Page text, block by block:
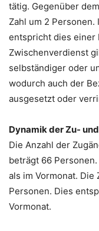
tätig. Gegenüber
Zahl um 2
entspricht dies einer
Zwischenverdienst
selbständiger oder
wodurch auch der
ausgesetzt oder
Dynamik der Zu-
Die Anzahl der
beträgt 66
als im Vormonat. Die
Personen. Dies
Vormonat.